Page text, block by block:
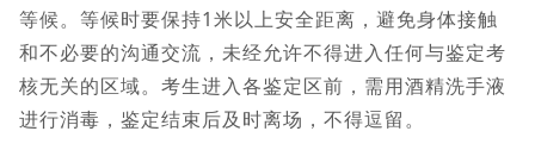
等候。等候时要保持1米以上安全距离，避免身体接触
和不必要的沟通交流，未经允许不得进入任何与鉴定考
核无关的区域。考生进入各鉴定区前，需用酒精洗手液
进行消毒，鉴定结束后及时离场，不得逗留。